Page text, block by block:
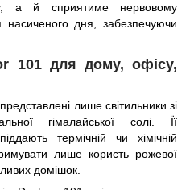
а й сприятиме нервовому
насиченого дня, забезпечуючи
101 для дому, офісу,
лише світильники зі
гімалайської солі. Її
термічній чи хімічній
лише користь рожевої
домішок.